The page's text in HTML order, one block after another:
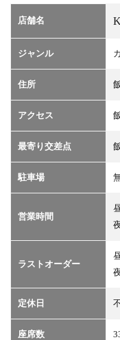
情報
地図
4
問い
合わ
せ
5
クー
ポン
店舗名
ジャンル
住所
アクセス
最寄り交差点
駐車場
営業時間
ラストオーダー
定休日
座席数